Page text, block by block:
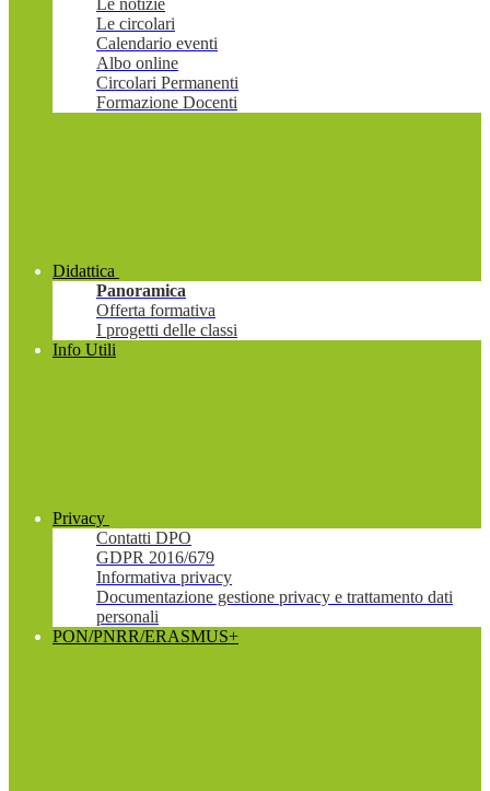
Le notizie
Le circolari
Calendario eventi
Albo online
Circolari Permanenti
Formazione Docenti
Didattica
Panoramica
Offerta formativa
I progetti delle classi
Info Utili
Privacy
Contatti DPO
GDPR 2016/679
Informativa privacy
Documentazione gestione privacy e trattamento dati
personali
PON/PNRR/ERASMUS+